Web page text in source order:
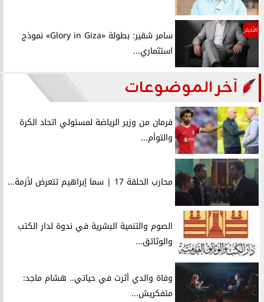
الأخبار
سامر شقير: بطولة «Glory in Giza» نموذج
استثماري...
آخر الموضوعات
فرمان من وزير الرياضة لمسئولي اتحاد الكرة
والتوأم...
محارب الحلقة 17 | سما إبراهيم تتعرض لأزمة...
الصوم والتنمية البشرية في ندوة لدار الكتب
والوثائق...
وفاة والدي أثرت في حياتي.. هشام ماجد:
متفكريش...